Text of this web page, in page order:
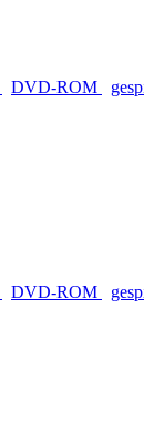
DVD-ROM
DVD-ROM